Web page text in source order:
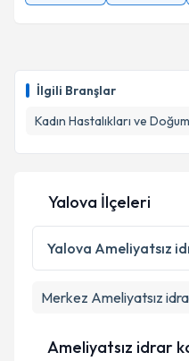
İlgili Branşlar
Kadın Hastalıkları ve Doğum
Yalova İlçeleri
Yalova Ameliyatsız
Merkez Ameliyatsız
Ameliyatsız idrar